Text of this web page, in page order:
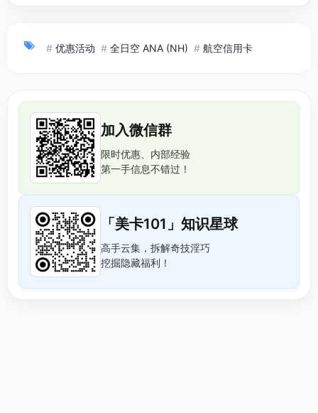
# 优惠活动 # 全日空 ANA (NH) # 航空信用卡
加入微信群
限时优惠、内部经验
第一手信息不错过！
「美卡101」知识星球
高手云集，拆解奇技淫巧
挖掘隐藏福利！